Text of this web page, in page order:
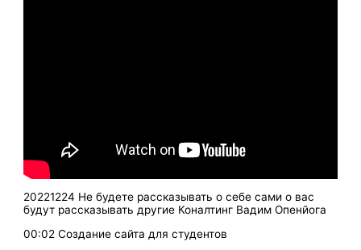
20221224 Не будете рассказывать о себе сами о вас
будут рассказывать другие Коналтинг Вадим Опенйога
00:02 Создание сайта для студентов